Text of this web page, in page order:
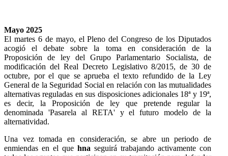
Mayo 2025
El martes 6 de mayo, el Pleno del Congreso de los Diputados
acogió el debate sobre la toma en consideración de la
Proposición de ley del Grupo Parlamentario Socialista, de
modificación del Real Decreto Legislativo 8/2015, de 30 de
octubre, por el que se aprueba el texto refundido de la Ley
General de la Seguridad Social en relación con las mutualidades
alternativas reguladas en sus disposiciones adicionales 18ª y 19ª,
es decir, la Proposición de ley que pretende regular la
denominada 'Pasarela al RETA' y el futuro modelo de la
alternatividad.
Una vez tomada en consideración, se abre un periodo de
enmiendas en el que hna seguirá trabajando activamente con